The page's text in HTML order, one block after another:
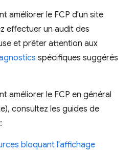
améliorer le FCP d'un site
effectuer un audit des
et prêter attention aux
spécifiques suggérés
améliorer le FCP en général
consultez les guides de
bloquant l'affichage